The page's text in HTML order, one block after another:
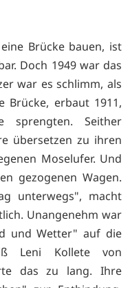
Brücke bauen, ist
Doch 1949 war das
war es schlimm, als
Brücke, erbaut 1911,
sprengten. Seither
übersetzen zu ihren
Moselufer. Und
gezogenen Wagen.
unterwegs", macht
Unangenehm war
und Wetter" auf die
Leni Kollete von
das zu lang. Ihre